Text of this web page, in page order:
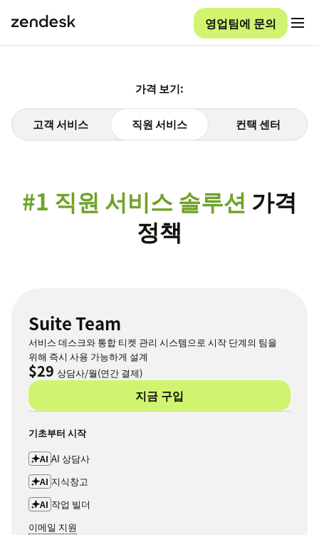
영업팀에 문의
가격 보기:
고객 서비스 직원 서비스 컨택 센터
#1 직원 서비스 솔루션 가격
정책
Suite Team
서비스 데스크와 통합 티켓 관리 시스템으로 시작 단계의 팀을
위해 즉시 사용 가능하게 설계
$29 상담사/월(연간 결제)
지금 구입
기초부터 시작
AI AI 상담사
AI 지식창고
AI 작업 빌더
이메일 지원